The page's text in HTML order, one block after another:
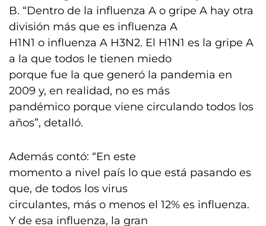
B. “Dentro de la influenza A o gripe A hay otra
división más que es influenza A
H1N1 o influenza A H3N2. El H1N1 es la gripe A
a la que todos le tienen miedo
porque fue la que generó la pandemia en
2009 y, en realidad, no es más
pandémico porque viene circulando todos los
años”, detalló.
Además contó: “En este
momento a nivel país lo que está pasando es
que, de todos los virus
circulantes, más o menos el 12% es influenza.
Y de esa influenza, la gran